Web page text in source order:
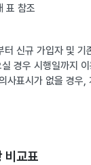
표 참조
터 신규 가입자 및 기
경우 시행일까지
사표시가 없을 경우
비교표